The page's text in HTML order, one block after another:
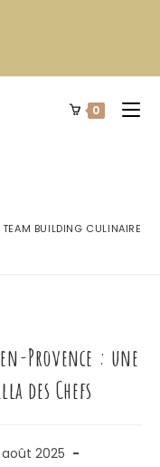
0
TEAM BUILDING CULINAIRE À
Provence : une
des Chefs
2025